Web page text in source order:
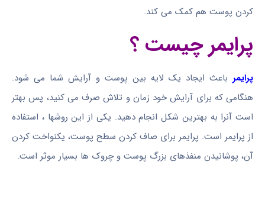
کردن پوست هم کمک می کند.
پرایمر چیست ؟
پرایمر باعث ایجاد یک لایه بین پوست و آرایش شما می شود.
هنگامی که برای آرایش خود زمان و تلاش صرف می کنید، پس بهتر
است آنرا به بهترین شکل انجام دهید. یکی از این روشها ، استفاده
از پرایمر است. پرایمر برای صاف کردن سطح پوست، یکنواخت کردن
آن، پوشانیدن منفذهای بزرگ پوست و چروک ها بسیار موثر است.